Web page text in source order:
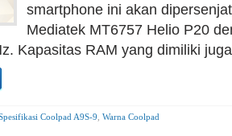
smartphone ini akan
Mediatek MT6757 Helio P20
Kapasitas RAM yang dimiliki
Coolpad A9S-9 Warna Coolpad